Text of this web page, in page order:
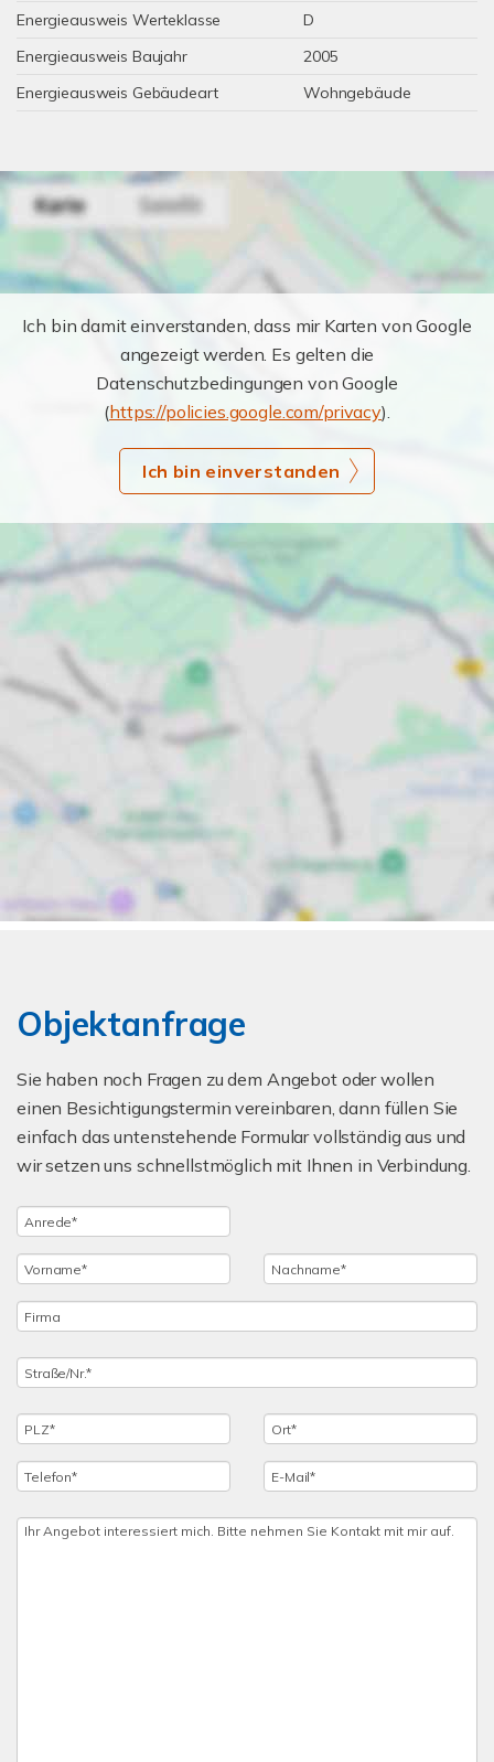
Energieausweis Werteklasse
D
Energieausweis Baujahr
2005
Energieausweis Gebäudeart
Wohngebäude
Ich bin damit einverstanden, dass mir Karten von Google
angezeigt werden. Es gelten die
Datenschutzbedingungen von Google
(https://policies.google.com/privacy).
Ich bin einverstanden
Objektanfrage
Sie haben noch Fragen zu dem Angebot oder wollen
einen Besichtigungstermin vereinbaren, dann füllen Sie
einfach das untenstehende Formular vollständig aus und
wir setzen uns schnellstmöglich mit Ihnen in Verbindung.